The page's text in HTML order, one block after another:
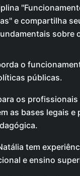
e compartilha
sobre
o
públicas.
os profissionais
as bases legais
tem
e ensino